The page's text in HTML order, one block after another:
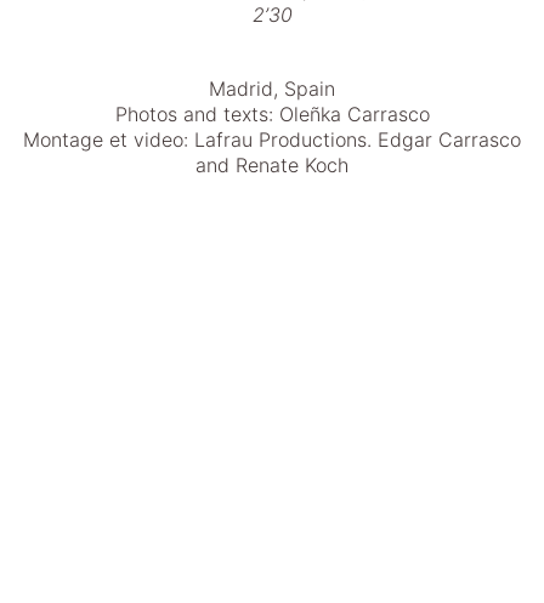
2’30
Madrid, Spain
Photos and texts: Oleñka Carrasco
Montage et video: Lafrau Productions. Edgar Carrasco
and Renate Koch